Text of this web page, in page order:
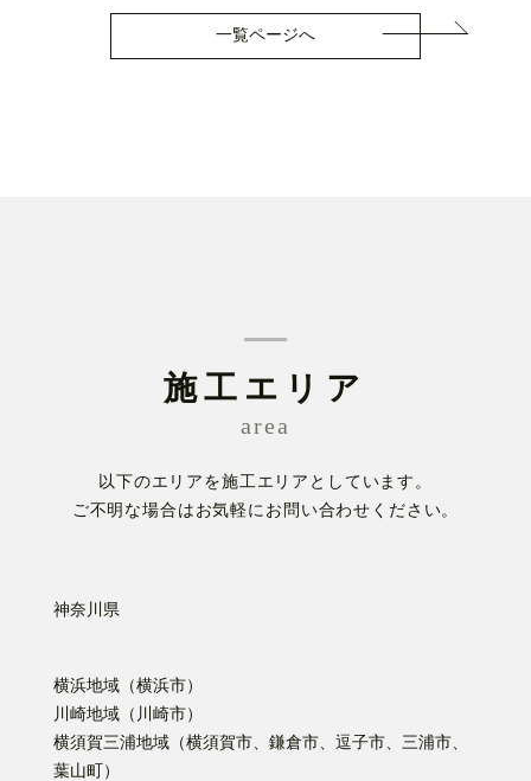
一覧ページへ
施工エリア
area
以下のエリアを施工エリアとしています。
ご不明な場合はお気軽にお問い合わせください。
神奈川県
横浜地域（横浜市）
川崎地域（川崎市）
横須賀三浦地域（横須賀市、鎌倉市、逗子市、三浦市、
葉山町）